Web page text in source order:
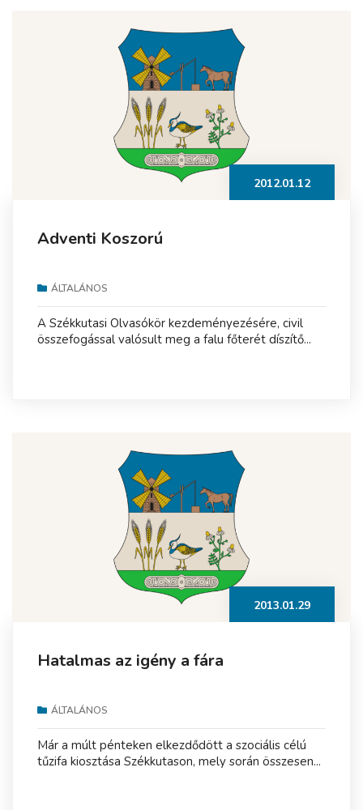
2012.01.12
Adventi Koszorú
ÁLTALÁNOS
A Székkutasi Olvasókör kezdeményezésére, civil
összefogással valósult meg a falu főterét díszítő...
2013.01.29
Hatalmas az igény a fára
ÁLTALÁNOS
Már a múlt pénteken elkezdődött a szociális célú
tűzifa kiosztása Székkutason, mely során összesen...